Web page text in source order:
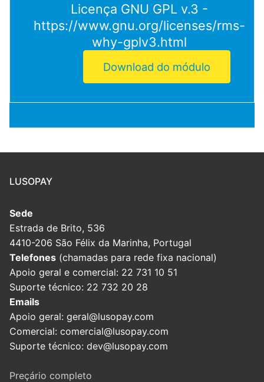
Licença GNU GPL v.3 -
https://www.gnu.org/licenses/rms-
why-gplv3.html
Download do módulo
LUSOPAY
Sede
Estrada de Brito, 536
4410-206 São Félix da Marinha, Portugal
Telefones (chamadas para rede fixa nacional)
Apoio geral e comercial: 22 731 10 51
Suporte técnico: 22 732 20 28
Emails
Apoio geral: geral@lusopay.com
Comercial: comercial@lusopay.com
Suporte técnico: dev@lusopay.com
Preçário completo